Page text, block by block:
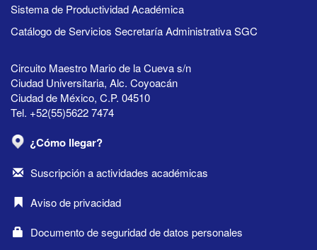
Sistema de Productividad Académica
Catálogo de Servicios Secretaría Administrativa SGC
Circuito Maestro Mario de la Cueva s/n
Ciudad Universitaria, Alc. Coyoacán
Ciudad de México, C.P. 04510
Tel. +52(55)5622 7474
¿Cómo llegar?
Suscripción a actividades académicas
Aviso de privacidad
Documento de seguridad de datos personales